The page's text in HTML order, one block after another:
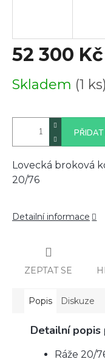
52 300 Kč
cena:
Skladem (1 ks)
PŘIDAT
Lovecká broková
20/76
Detailní informace
ZEPTAT SE
Popis Diskuze
Detailní popis
Ráže 20/